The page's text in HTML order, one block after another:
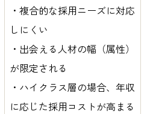
・複合的な採用ニーズに対応
しにくい
・出会える人材の幅（属性）
が限定される
・ハイクラス層の場合、年収
に応じた採用コストが高まる